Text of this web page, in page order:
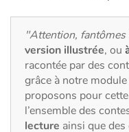
Voyage, épopée,
Autour du monde
Apprentissage
"Attention,
version illustrée, ou
racontée par des
grâce à notre
proposons pour
l’ensemble des
lecture ainsi que